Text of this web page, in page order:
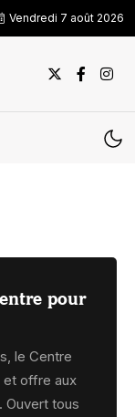
Vendredi 7 août 2026
pour
le Centre
et offre aux
Ouvert tous